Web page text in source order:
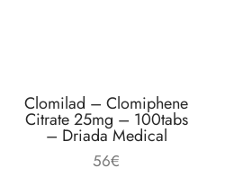
Clomilad – Clomiphene
Citrate 25mg – 100tabs
– Driada Medical
56€